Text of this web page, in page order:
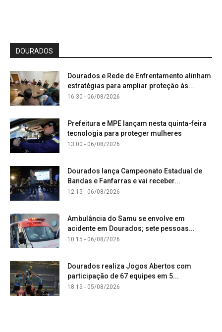
DOURADOS
Dourados e Rede de Enfrentamento alinham
estratégias para ampliar proteção às...
16:30 - 06/08/2026
Prefeitura e MPE lançam nesta quinta-feira
tecnologia para proteger mulheres
13:00 - 06/08/2026
Dourados lança Campeonato Estadual de
Bandas e Fanfarras e vai receber...
12:15 - 06/08/2026
Ambulância do Samu se envolve em
acidente em Dourados; sete pessoas...
10:15 - 06/08/2026
Dourados realiza Jogos Abertos com
participação de 67 equipes em 5...
18:15 - 05/08/2026